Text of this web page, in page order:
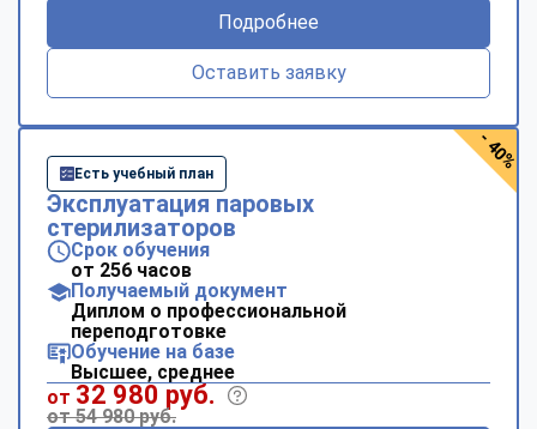
Подробнее
Оставить заявку
Есть учебный план
Эксплуатация паровых
стерилизаторов
Срок обучения
от 256 часов
Получаемый документ
Диплом о профессиональной
переподготовке
Обучение на базе
Высшее, среднее
от 32 980 руб.
от 54 980 руб.
- 40%